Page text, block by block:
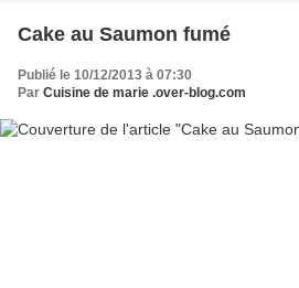
Cake au Saumon fumé
Publié le 10/12/2013 à 07:30
Par Cuisine de marie .over-blog.com